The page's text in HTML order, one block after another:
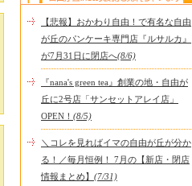
ら美味しいブルーベリーが😋
https://www.instagram.com/sachi..
tomoru
土曜日限定ランチセット(12:00〜15:00)は
じまりました！※数量限定その日のおす
cheese & booze ost
【 平日限定ランチメニュー 】 ワンプレー
トランチ登場！！パスタやリゾットにも
色々付くようにな..
京都九条ねぎ焼き専門店 ねぎ家 -時代
家 旬-
【ランチ限定】鉄板炙りホルモン丼🔥本
【悲報】おかわり自由！で有名な自由
が丘のパンケーキ専門店『ルサルカ』
が7月31日に閉店へ(8/6)
『nana's green tea』創業の地・自由が
丘に2号店「サンセットアレイ店」
OPEN！ (8/5)
＼コレを見ればイマの自由が丘が分か
る！／毎月恒例！ 7月の【新店・閉店
情報まとめ】 (7/31)